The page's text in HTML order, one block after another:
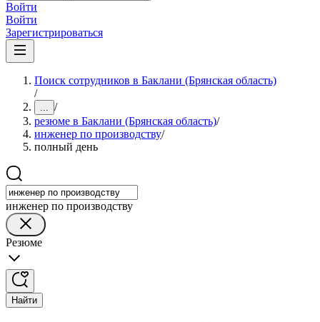
Войти
Войти
Зарегистрироваться
Поиск сотрудников в Баклани (Брянская область)
/
... /
резюме в Баклани (Брянская область)/
инженер по производству/
полный день
инженер по производству
Резюме
Найти